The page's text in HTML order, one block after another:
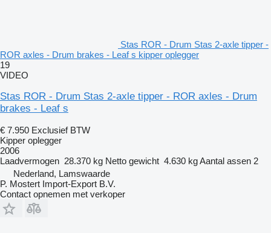
Stas ROR - Drum Stas 2-axle tipper -
ROR axles - Drum brakes - Leaf s kipper oplegger
19
VIDEO
Stas ROR - Drum Stas 2-axle tipper - ROR axles - Drum
brakes - Leaf s
€ 7.950 Exclusief BTW
Kipper oplegger
2006
Laadvermogen 28.370 kg Netto gewicht 4.630 kgAantal assen 2
Nederland, Lamswaarde
P. Mostert Import-Export B.V.
Contact opnemen met verkoper